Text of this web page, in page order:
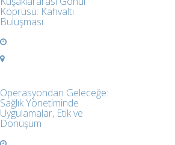
Köprüsü: Kahvaltı
Buluşması
Operasyondan Geleceğe:
Sağlık Yönetiminde
Uygulamalar, Etik ve
Dönüşüm